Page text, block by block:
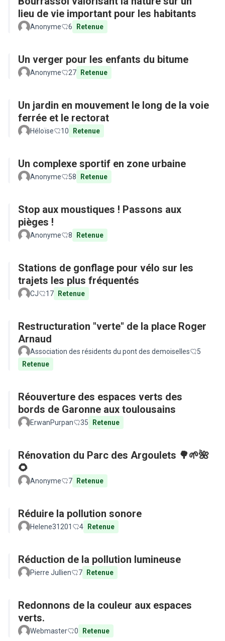
lieu de vie important pour les habitants
Anonyme 6 Retenue
Un verger pour les enfants du bitume
Anonyme 27 Retenue
Un jardin en mouvement le long de la voie
ferrée et le rectorat
Héloïse 10 Retenue
Un complexe sportif en zone urbaine
Anonyme 58 Retenue
Stop aux moustiques ! Passons aux
pièges !
Anonyme 8 Retenue
Stations de gonflage pour vélo sur les
trajets les plus fréquentés
CJ 17 Retenue
Restructuration "verte" de la place Roger
Arnaud
Association des résidents du pont des demoiselles
5
Retenue
Réouverture des espaces verts des
bords de Garonne aux toulousains
ErwanPurpan 35 Retenue
Rénovation du Parc des Argoulets 🌳🌱🌺
🌻
Anonyme 7 Retenue
Réduire la pollution sonore
Helene31201 4 Retenue
Réduction de la pollution lumineuse
Pierre Jullien 7 Retenue
Redonnons de la couleur aux espaces
verts.
Webmaster 0 Retenue